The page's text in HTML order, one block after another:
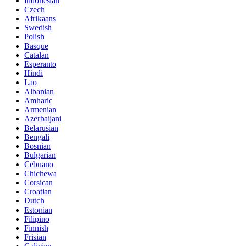
Czech
Afrikaans
Swedish
Polish
Basque
Catalan
Esperanto
Hindi
Lao
Albanian
Amharic
Armenian
Azerbaijani
Belarusian
Bengali
Bosnian
Bulgarian
Cebuano
Chichewa
Corsican
Croatian
Dutch
Estonian
Filipino
Finnish
Frisian